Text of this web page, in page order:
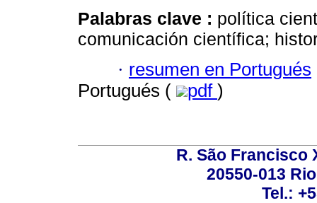
Palabras clave : política
comunicación científica;
· resumen en Portugués
Portugués (
pdf )
R. São Francisco
20550-013
Tel.: